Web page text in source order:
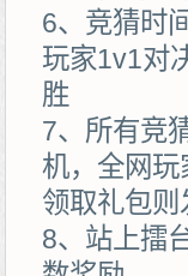
6、竞猜时
玩家1v1对
胜
7、所有竞
机，全网
领取礼包则
8、站上擂